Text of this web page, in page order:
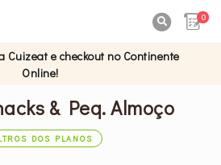
0
Cuizeat e checkout no Continente
Online!
& Peq. Almoço
DOS PLANOS